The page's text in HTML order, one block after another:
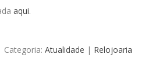
aqui.
Categoria: Atualidade | Relojoaria